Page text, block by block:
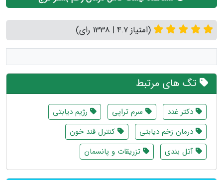
(امتیاز 4.7 | 1338 رای)
تگ های مرتبط
دکتر غدد سرم تراپی
رژیم دیابتی
درمان زخم دیابتی
کنترل قند خون
آتل بندی
تزریقات و پانسمان